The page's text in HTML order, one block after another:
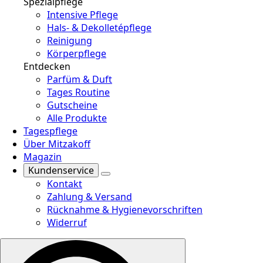
Intensive Pflege
Hals- & Dekolletépflege
Reinigung
Körperpflege
Entdecken
Parfüm & Duft
Tages Routine
Gutscheine
Alle Produkte
Tagespflege
Über Mitzakoff
Magazin
Kundenservice
Kontakt
Zahlung & Versand
Rücknahme & Hygienevorschriften
Widerruf